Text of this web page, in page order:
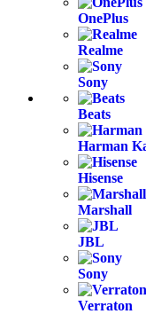
OnePlus
Realme
Sony
Beats
Harman
Hisense
Marshall
JBL
Sony
Verraton